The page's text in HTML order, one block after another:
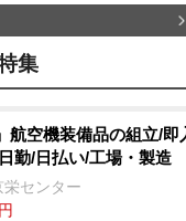
集
航空機装備品の組立/即
勤/日払い/工場・製造
センター